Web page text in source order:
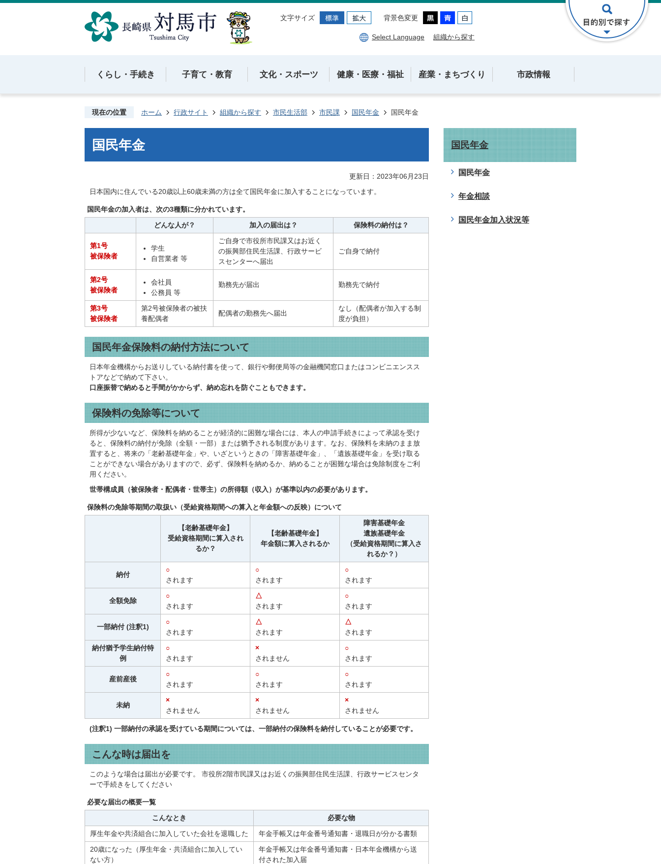
文字サイズ 背景色変更
Select Language 組織から探す
くらし・手続き 子育て・教育 文化・スポーツ 健康・医療・福祉 産業・まちづくり 市政情報
現在の位置 ホーム 行政サイト 組織から探す 市民生活部 市民課 国民年金 国民年金
国民年金
更新日：2023年06月23日
日本国内に住んでいる20歳以上60歳未満の方は全て国民年金に加入することになっています。
国民年金の加入者は、次の3種類に分かれています。
どんな人が？
加入の届出は？ 保険料の納付は？
第1号
被保険者
学生
自営業者 等
ご自身で市役所市民課又はお近く
の振興部住民生活課、行政サービ
スセンターへ届出
ご自身で納付
第2号
被保険者
会社員
公務員 等
勤務先が届出 勤務先で納付
第3号
被保険者
第2号被保険者の被扶
養配偶者
配偶者の勤務先へ届出
なし（配偶者が加入する制
度が負担）
国民年金保険料の納付方法について
日本年金機構からお送りしている納付書を使って、銀行や郵便局等の金融機関窓口またはコンビニエンスス
トアなどで納めて下さい。
口座振替で納めると手間がかからず、納め忘れを防ぐこともできます。
保険料の免除等について
所得が少ないなど、保険料を納めることが経済的に困難な場合には、本人の申請手続きによって承認を受け
ると、保険料の納付が免除（全額・一部）または猶予される制度があります。なお、保険料を未納のまま放
置すると、将来の「老齢基礎年金」や、いざというときの「障害基礎年金」、「遺族基礎年金」を受け取る
ことができない場合がありますので、必ず、保険料を納めるか、納めることが困難な場合は免除制度をご利
用ください。
世帯構成員（被保険者・配偶者・世帯主）の所得額（収入）が基準以内の必要があります。
保険料の免除等期間の取扱い（受給資格期間への算入と年金額への反映）について
【老齢基礎年金】
受給資格期間に算入され
るか？
【老齢基礎年金】
年金額に算入されるか
障害基礎年金
遺族基礎年金
（受給資格期間に算入さ
れるか？）
納付
○
されます
○
されます
○
されます
全額免除
○
されます
△
されます
○
されます
一部納付 (注釈1)
○
されます
△
されます
△
されます
納付猶予学生納付特
例
○
されます
×
されません
○
されます
産前産後
○
されます
○
されます
○
されます
未納
×
されません
×
されません
×
されません
(注釈1) 一部納付の承認を受けている期間については、一部納付の保険料を納付していることが必要です。
こんな時は届出を
このような場合は届出が必要です。 市役所2階市民課又はお近くの振興部住民生活課、行政サービスセンタ
ーで手続きをしてください
必要な届出の概要一覧
こんなとき
必要な物
厚生年金や共済組合に加入していた会社を退職した
年金手帳又は年金番号通知書・退職日が分かる書類
20歳になった（厚生年金・共済組合に加入してい
ない方）
年金手帳又は年金番号通知書・日本年金機構から送
付された加入届
国民年金
国民年金
年金相談
国民年金加入状況等